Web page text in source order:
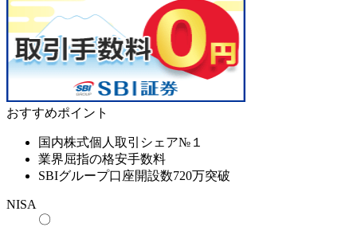
おすすめポイント
国内株式個人取引シェア№１
業界屈指の格安手数料
SBIグループ口座開設数720万突破
NISA
〇